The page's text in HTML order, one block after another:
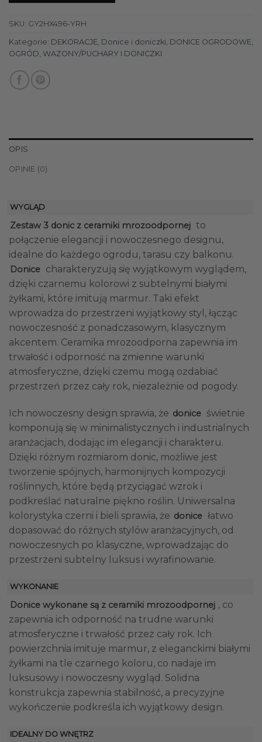
SKU: GY2HX496-YRH
Kategorie: DEKORACJE, Donice i doniczki, DONICE OGRODOWE,
OGRÓD, WAZONY/PUCHARY I DONICZKI
OPIS
OPINIE (0)
WYGLĄD
Zestaw 3 donic z ceramiki mrozoodpornej to
połączenie elegancji i nowoczesnego designu,
idealne do każdego ogrodu, tarasu czy balkonu.
Donice charakteryzują się wyjątkowym wyglądem,
dzięki czarnemu kolorowi z subtelnymi białymi
żyłkami, które imitują marmur. Taki efekt
wprowadza do przestrzeni wyjątkowy styl, łącząc
nowoczesność z ponadczasowym, klasycznym
akcentem. Ceramika mrozoodporna zapewnia im
trwałość i odporność na zmienne warunki
atmosferyczne, dzięki czemu mogą ozdabiać
przestrzeń przez cały rok, niezależnie od pogody.
Ich nowoczesny design sprawia, że donice świetnie
komponują się w minimalistycznych i industrialnych
aranżacjach, dodając im elegancji i charakteru.
Dzięki różnym rozmiarom donic, możliwe jest
tworzenie spójnych, harmonijnych kompozycji
roślinnych, które będą przyciągać wzrok i
podkreślać naturalne piękno roślin. Uniwersalna
kolorystyka czerni i bieli sprawia, że donice łatwo
dopasować do różnych stylów aranżacyjnych, od
nowoczesnych po klasyczne, wprowadzając do
przestrzeni subtelny luksus i wyrafinowanie.
WYKONANIE
Donice wykonane są z ceramiki mrozoodpornej , co
zapewnia ich odporność na trudne warunki
atmosferyczne i trwałość przez cały rok. Ich
powierzchnia imituje marmur, z eleganckimi białymi
żyłkami na tle czarnego koloru, co nadaje im
luksusowy i nowoczesny wygląd. Solidna
konstrukcja zapewnia stabilność, a precyzyjne
wykończenie podkreśla ich wyjątkowy design.
IDEALNY DO WNĘTRZ